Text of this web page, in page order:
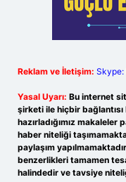
Reklam ve İletişim:
Yasal Uyarı: Bu internet
şirketi ile hiçbir
hazırladığımız
haber niteliği
paylaşım
benzerlikleri tamamen
halindedir ve tavsiye